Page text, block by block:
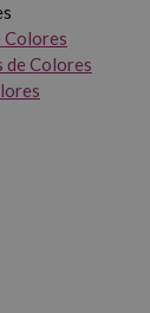
Colores
de Colores